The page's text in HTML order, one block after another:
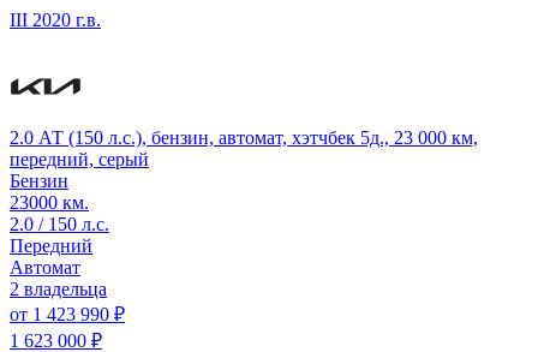
III 2020 г.в.
2.0 АТ (150 л.с.), бензин, автомат, хэтчбек 5д., 23 000 км,
передний, серый
Бензин
23000 км.
2.0 / 150 л.с.
Передний
Автомат
2 владельца
от 1 423 990 ₽
1 623 000 ₽